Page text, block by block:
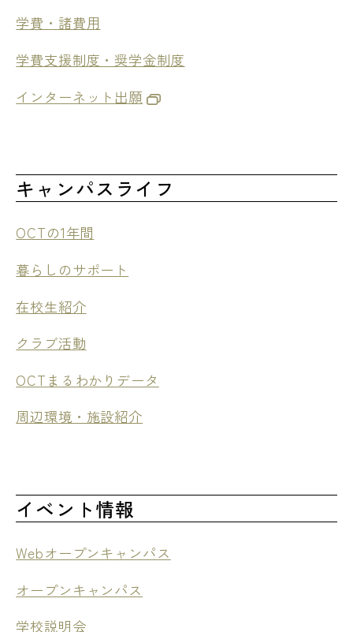
学費・諸費用
学費支援制度・奨学金制度
インターネット出願
キャンパスライフ
OCTの1年間
暮らしのサポート
在校生紹介
クラブ活動
OCTまるわかりデータ
周辺環境・施設紹介
イベント情報
Webオープンキャンパス
オープンキャンパス
学校説明会